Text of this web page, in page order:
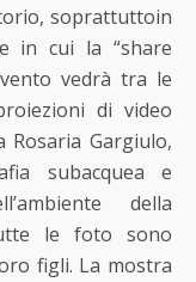
soprattuttoin
in cui la “share
vedrà tra le
di video
Gargiulo,
subacquea e
della
le foto sono
figli. La mostra